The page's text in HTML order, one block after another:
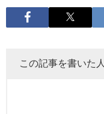
この記事を書いた人